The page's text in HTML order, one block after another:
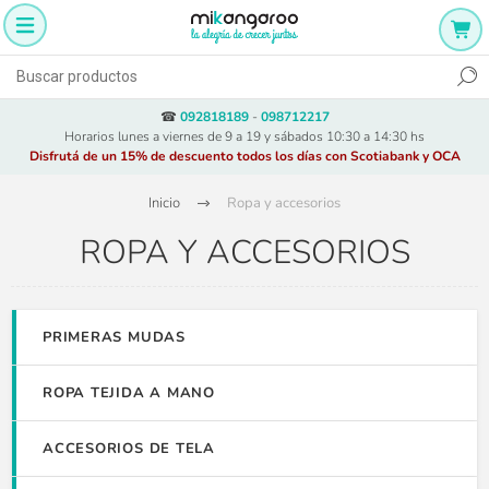
☎ 092818189- 098712217
Horarios lunes a viernes de 9 a 19 y sábados 10:30 a 14:30 hs
Disfrutá de un 15% de descuento todos los días con Scotiabank y OCA
Inicio Ropa y accesorios
ROPA Y ACCESORIOS
PRIMERAS MUDAS
ROPA TEJIDA A MANO
ACCESORIOS DE TELA